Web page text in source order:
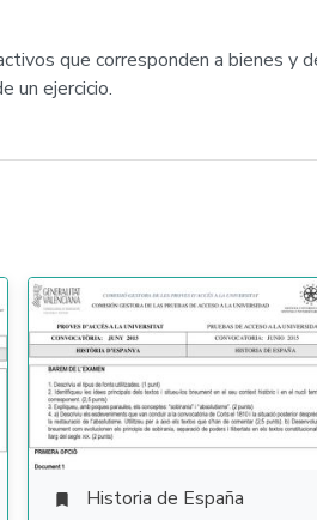
que corresponden a bienes y
un ejercicio.
 Historia de España